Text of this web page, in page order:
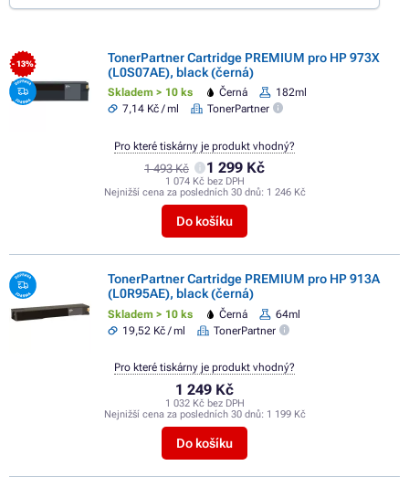
- 13%
TonerPartner Cartridge PREMIUM pro HP 973X
(L0S07AE), black (černá)
Skladem > 10 ks Černá
182ml
7,14 Kč / ml
TonerPartner
1 493 Kč 1 299 Kč
1 074 Kč bez DPH
Nejnižší cena za posledních 30 dnů: 1 246 Kč
Do košíku
Pro které tiskárny je produkt vhodný?
TonerPartner Cartridge PREMIUM pro HP 913A
(L0R95AE), black (černá)
Skladem > 10 ks Černá
64ml
19,52 Kč / ml
TonerPartner
1 249 Kč
1 032 Kč bez DPH
Nejnižší cena za posledních 30 dnů: 1 199 Kč
Do košíku
Pro které tiskárny je produkt vhodný?